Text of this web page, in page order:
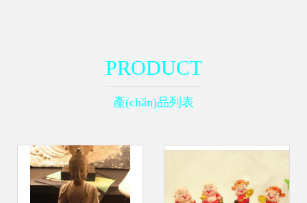
PRODUCT
產(chǎn)品列表